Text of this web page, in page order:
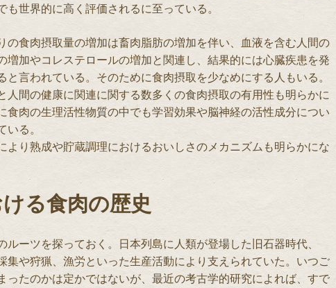
も世界的に高く評価されるに至っている。
の食肉摂取量の増加は畜肉脂肪の増加を伴い、血液を含む人間の
増加やコレステロールの増加と関連し、結果的には心臓疾患を発
と言われている。そのために食肉摂取を少なめにする人もいる。
人間の健康に関連に関する数多くの食肉摂取の有用性も明らかに
食肉の生理活性物質の中でも学習効果や脳神経の活性成分につい
いる。
より熟成や貯蔵調理におけるおいしさのメカニズムも明らかにな
ける食肉の歴史
ルーツを探っておく。日本列島に人類が登場した旧石器時代、
集や狩猟、漁労といった生産活動により支えられていた。いつご
ったのかは定かではないが、最近の考古学的研究によれば、すで